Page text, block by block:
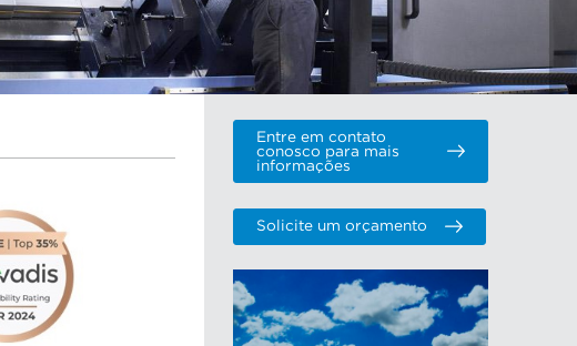
Entre em contato
conosco para mais
informações
Solicite um orçamento